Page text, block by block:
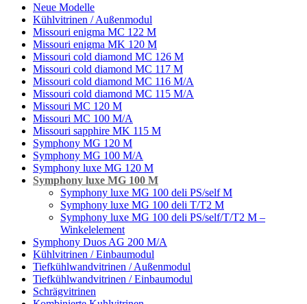
Neue Modelle
Kühlvitrinen / Außenmodul
Missouri enigma MC 122 M
Missouri enigma MK 120 M
Missouri cold diamond MC 126 M
Missouri cold diamond MC 117 M
Missouri cold diamond MC 116 M/A
Missouri cold diamond MC 115 M/A
Missouri MC 120 M
Missouri MC 100 M/A
Missouri sapphire MK 115 M
Symphony MG 120 M
Symphony MG 100 M/А
Symphony luxe MG 120 M
Symphony luxe MG 100 M
Symphony luxe MG 100 deli PS/self M
Symphony luxe MG 100 deli T/T2 M
Symphony luxe MG 100 deli PS/self/T/T2 M –
Winkelelement
Symphony Duos AG 200 M/A
Kühlvitrinen / Einbaumodul
Tiefkühlwandvitrinen / Außenmodul
Tiefkühlwandvitrinen / Einbaumodul
Schrägvitrinen